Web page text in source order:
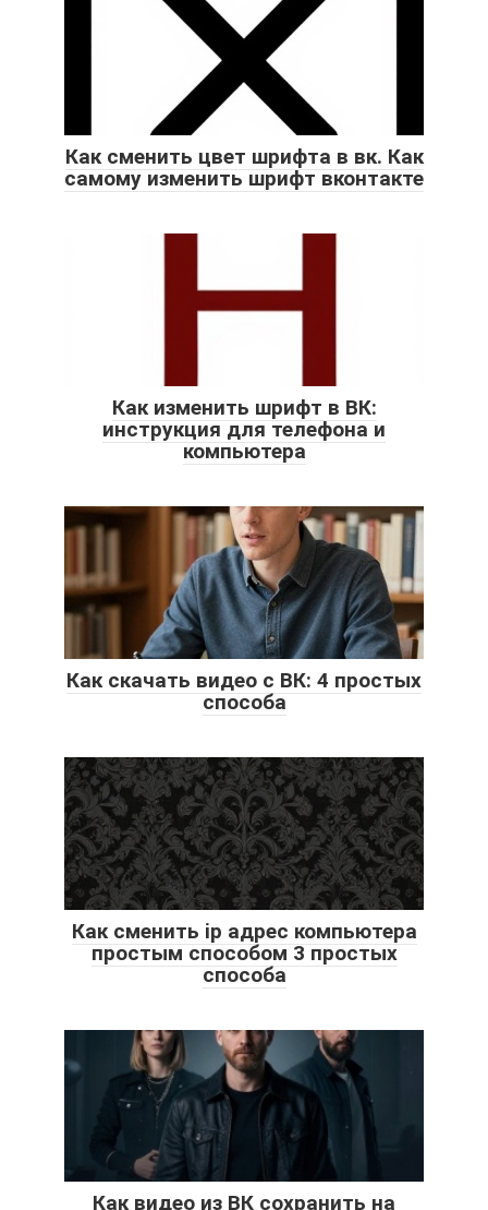
Как сменить цвет шрифта в вк. Как
самому изменить шрифт вконтакте
Как изменить шрифт в ВК:
инструкция для телефона и
компьютера
Как скачать видео с ВК: 4 простых
способа
Как сменить ip адрес компьютера
простым способом 3 простых
способа
Как видео из ВК сохранить на